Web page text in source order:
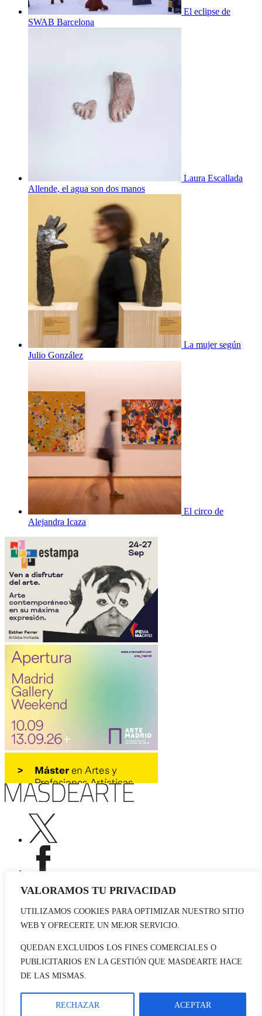
VALORAMOS TU PRIVACIDAD
UTILIZAMOS COOKIES PARA OPTIMIZAR NUESTRO SITIO
WEB Y OFRECERTE UN MEJOR SERVICIO.
QUEDAN EXCLUIDOS LOS FINES COMERCIALES O
PUBLICITARIOS EN LA GESTIÓN QUE MASDEARTE HACE
DE LAS MISMAS.
RECHAZAR ACEPTAR
El eclipse de
SWAB Barcelona
Laura Escallada
Allende, el agua son dos manos
La mujer según
Julio González
El circo de
Alejandra Icaza
Publicidad
Contacto
© 2026 masdearte. Información de exposiciones, museos y artistas
Política de cookies
Política de Privacidad